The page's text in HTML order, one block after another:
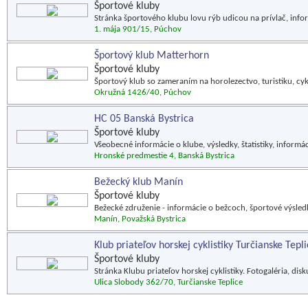
Športové kluby
Stránka športového klubu lovu rýb udicou na prívlač,
1. mája 901/15, Púchov
Športový klub Matterhorn
Športové kluby
Športový klub so zameraním na horolezectvo, turistiku,
Okružná 1426/40, Púchov
HC 05 Banská Bystrica
Športové kluby
Všeobecné informácie o klube, výsledky, štatistiky,
Hronské predmestie 4, Banská Bystrica
Bežecký klub Manín
Športové kluby
Bežecké združenie - informácie o bežcoch, športové
Manín, Považská Bystrica
Klub priateľov horskej cyklistiky Turčianske
Športové kluby
Stránka Klubu priateľov horskej cyklistiky. Fotogaléria,
Ulica Slobody 362/70, Turčianske Teplice